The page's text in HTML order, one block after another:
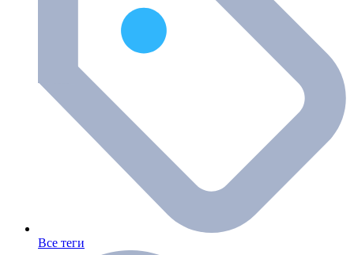
Все теги